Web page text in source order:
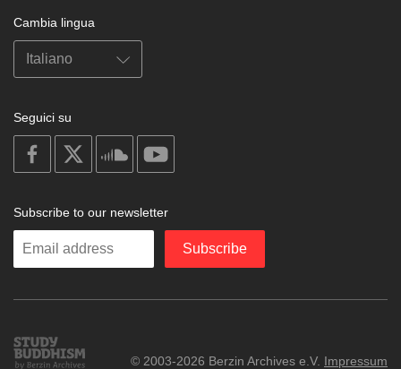
Cambia lingua
Seguici su
on
facebook
soundcloud
Subscribe to our newsletter
Enter
Subscribe
Study
Buddhism
© 2003-2026 Berzin Archives e.V. Impressum